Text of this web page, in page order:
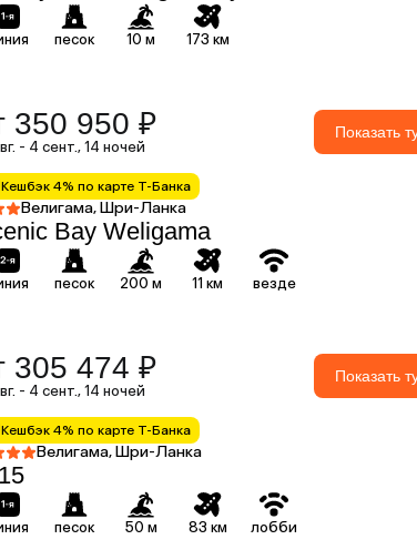
песок 10 м 173 км
350 950 ₽
- 4 сент., 14 ночей
Показать
Кешбэк 4% по карте Т-Банка
Велигама, Шри-Ланка
Bay Weligama
песок 200 м 11 км везде
305 474 ₽
- 4 сент., 14 ночей
Показать
Кешбэк 4% по карте Т-Банка
Велигама, Шри-Ланка
песок 50 м 83 км лобби